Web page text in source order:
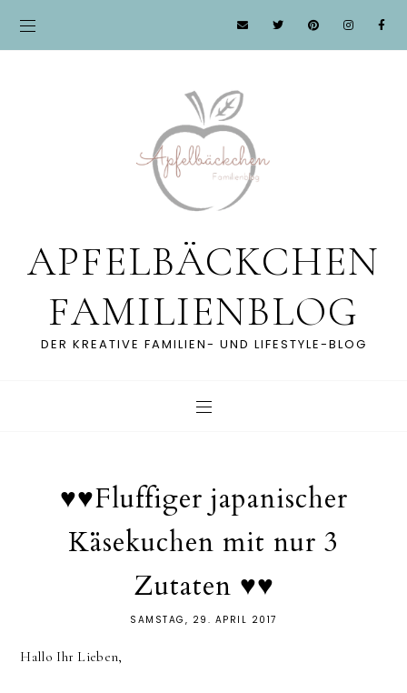
APFELBÄCKCHEN
FAMILIENBLOG
DER KREATIVE FAMILIEN- UND LIFESTYLE-BLOG
♥♥Fluffiger japanischer
Käsekuchen mit nur 3
Zutaten ♥♥
SAMSTAG, 29. APRIL 2017
Hallo Ihr Lieben,